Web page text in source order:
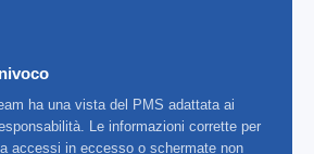
ha una vista del PMS adattata ai
Le informazioni corrette per
accessi in eccesso o schermate non